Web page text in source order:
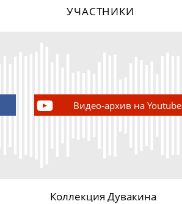
УЧАСТНИКИ
Видео-архив на Youtube
Коллекция Дувакина